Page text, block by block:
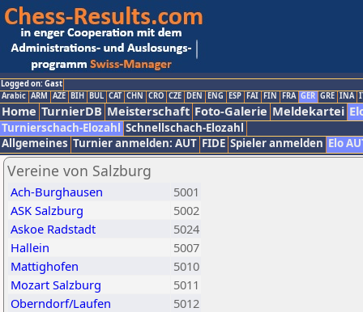
Logged on: Gast
Arabic ARM AZE BIH BUL CAT CHN CRO CZE DEN ENG ESP FAI FIN FRA GER GRE INA
Home TurnierDB Meisterschaft Foto-Galerie Meldekartei
Turnierschach-Elozahl Schnellschach-Elozahl
Allgemeines Turnier anmelden: AUT FIDE Spieler anmelden Elo
Vereine von Salzburg
Ach-Burghausen
5001
ASK Salzburg
5002
Askoe Radstadt
5024
Hallein
5007
Mattighofen
5010
Mozart Salzburg
5011
Oberndorf/Laufen
5012